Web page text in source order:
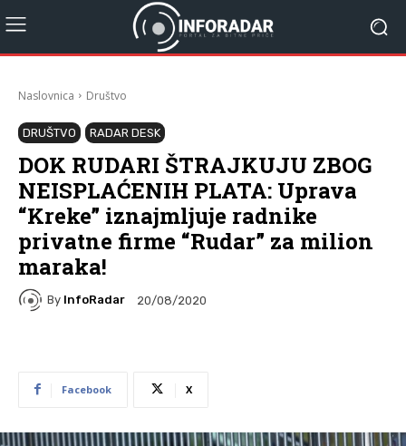
Naslovnica Društvo
DRUŠTVO RADAR DESK
DOK RUDARI ŠTRAJKUJU ZBOG
NEISPLAĆENIH PLATA: Uprava
“Kreke” iznajmljuje radnike
privatne firme “Rudar” za milion
maraka!
By InfoRadar 20/08/2020
Facebook X